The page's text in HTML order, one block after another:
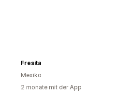
Fresita
Mexiko
2 monate mit der App